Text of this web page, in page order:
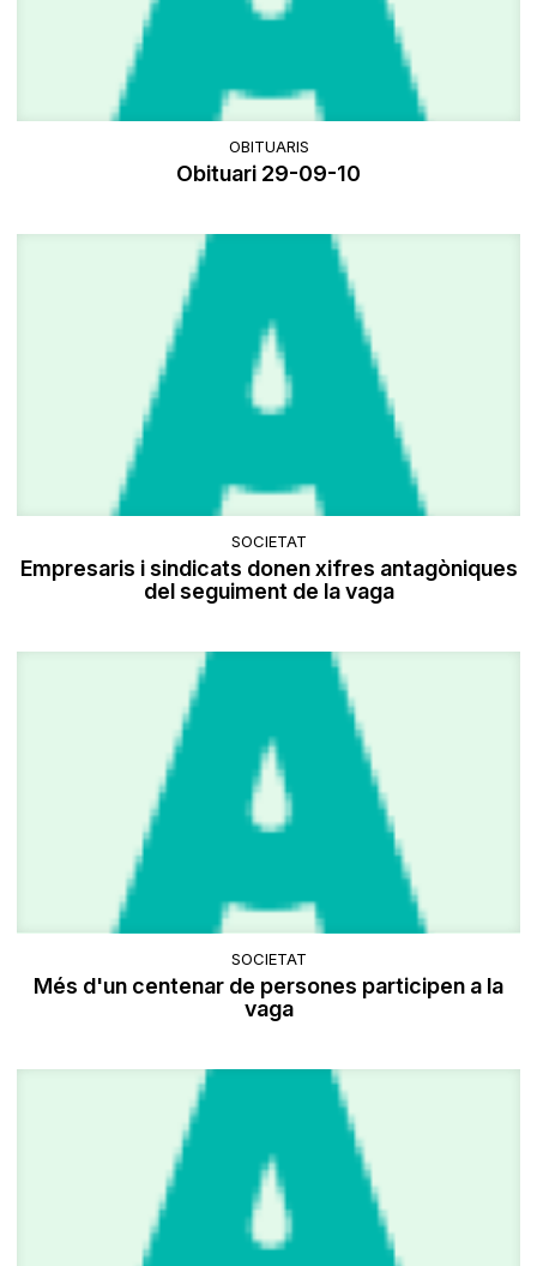
OBITUARIS
Obituari 29-09-10
SOCIETAT
Empresaris i sindicats donen xifres antagòniques
del seguiment de la vaga
SOCIETAT
Més d'un centenar de persones participen a la
vaga